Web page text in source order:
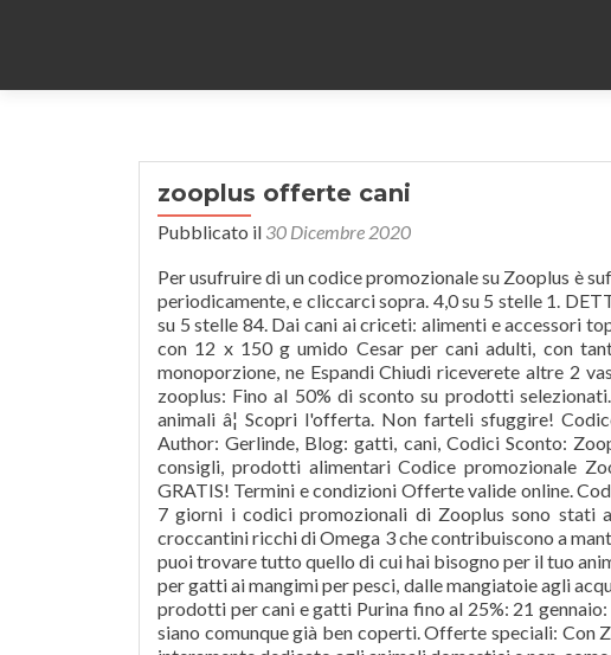
zooplus offerte cani
Pubblicato il 30 Dicembre 2020
Per usufruire di un codice promozionale su Zooplus è
periodicamente, e cliccarci sopra. 4,0 su 5 stelle 1.
su 5 stelle 84. Dai cani ai criceti: alimenti e accessori
con 12 x 150 g umido Cesar per cani adulti, con
monoporzione, ne Espandi Chiudi riceverete altre 2
zooplus: Fino al 50% di sconto su prodotti
animali â¦ Scopri l'offerta. Non farteli sfuggire!
Author: Gerlinde, Blog: gatti, cani, Codici Sconto:
consigli, prodotti alimentari Codice promozionale
GRATIS! Termini e condizioni Offerte valide online.
7 giorni i codici promozionali di Zooplus sono
croccantini ricchi di Omega 3 che contribuiscono a
puoi trovare tutto quello di cui hai bisogno per il tuo
per gatti ai mangimi per pesci, dalle mangiatoie agli
prodotti per cani e gatti Purina fino al 25%: 21
siano comunque già ben coperti. Offerte speciali: Con